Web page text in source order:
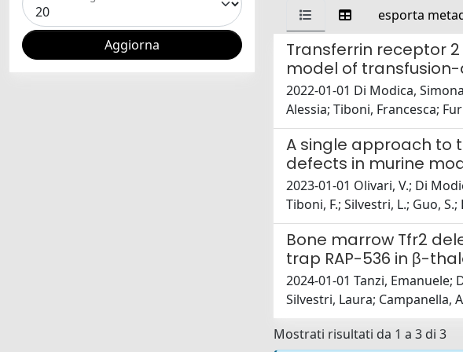
esporta
Transferrin receptor
model of
2022-01-01 Di Modica,
Alessia; Tiboni, Francesca;
A single approach to
defects in murine
2023-01-01 Olivari, V.; Di
Tiboni, F.; Silvestri, L.; Guo,
Bone marrow Tfr2
trap RAP-536 in β-
2024-01-01 Tanzi, Emanuele;
Silvestri, Laura; Campanella,
Mostrati risultati da 1 a 3 di 3